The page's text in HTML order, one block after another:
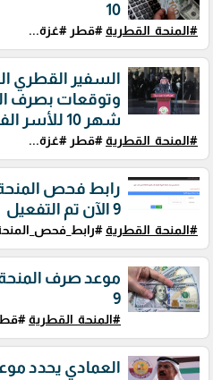
10
#المنحة_القطرية#قطر #غزة...
السفير القطري
شهر 10 للأسر الفقيرة
#المنحة_القطرية#قطر #غزة...
9 الآن تم التفعيل
#المنحة_القطرية
9
#المنحة_القطرية
العمادي يحدد